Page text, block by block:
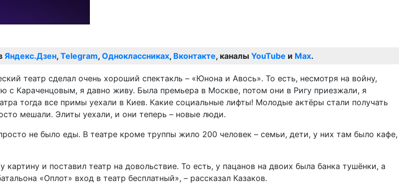
Яндекс.Дзен, Telegram, Одноклассниках, Вконтакте, каналы YouTube и Max.
театр сделал очень хороший спектакль – «Юнона и Авось». То есть, несмотря на войну,
с Караченцовым, я давно живу. Была премьера в Москве, потом они в Ригу приезжали, я
тогда все примы уехали в Киев. Какие социальные лифты! Молодые актёры стали получать
мешали. Элиты уехали, и они теперь – новые люди.
не было еды. В театре кроме труппы жило 200 человек – семьи, дети, у них там было кафе,
картину и поставил театр на довольствие. То есть, у пацанов на двоих была банка тушёнки, а
«Оплот» вход в театр бесплатный», – рассказал Казаков.